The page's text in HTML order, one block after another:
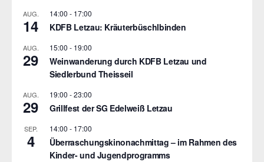
AUG.
14
14:00 - 17:00
KDFB Letzau: Kräuterbüschlbinden
AUG.
29
15:00 - 19:00
Weinwanderung durch KDFB Letzau und
Siedlerbund Theisseil
AUG.
29
19:00 -23:00
Grillfest der SG Edelweiß Letzau
SEP.
4
14:00 - 17:00
Überraschungskinonachmittag – im Rahmen des
Kinder- und Jugendprogramms